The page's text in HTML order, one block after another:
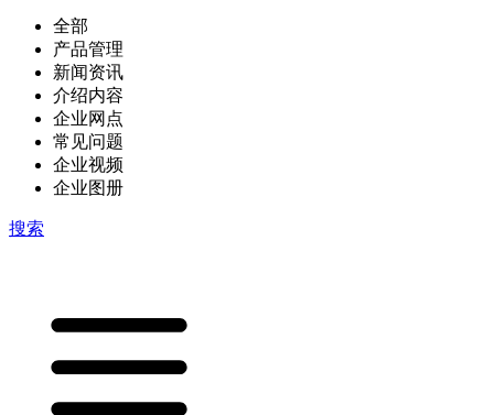
全部
产品管理
新闻资讯
介绍内容
企业网点
常见问题
企业视频
企业图册
搜索